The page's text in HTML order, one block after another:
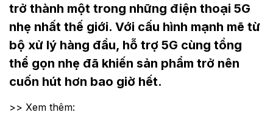
trở thành một trong những điện thoại 5G
nhẹ nhất thế giới. Với cấu hình mạnh mẽ từ
bộ xử lý hàng đầu, hỗ trợ 5G cùng tổng
thể gọn nhẹ đã khiến sản phẩm trở nên
cuốn hút hơn bao giờ hết.
>> Xem thêm: